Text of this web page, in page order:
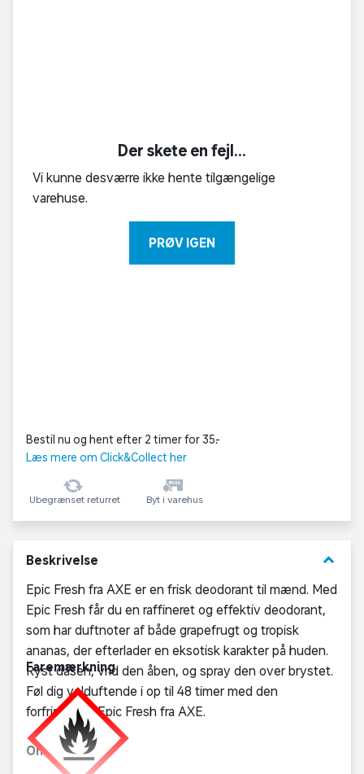
Der skete en fejl...
Vi kunne desværre ikke hente tilgængelige
varehuse.
PRØV IGEN
Bestil nu og hent efter 2 timer for 35,-
Læs mere om Click&Collect her
Ubegrænset returret Byt i varehus
Beskrivelse keyboard_arrow_down
Epic Fresh fra AXE er en frisk deodorant til mænd. Med
Epic Fresh får du en raffineret og effektiv deodorant,
som har duftnoter af både grapefrugt og tropisk
ananas, der efterlader en eksotisk karakter på huden.
Ryst dåsen, vrid den åben, og spray den over brystet.
Føl dig velduftende i op til 48 timer med den
forfriskende Epic Fresh fra AXE.
Om AXE
Faremærkning